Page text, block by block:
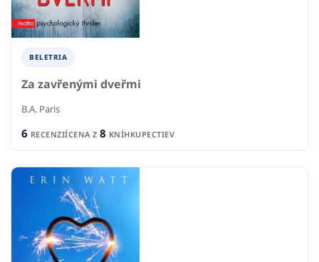
BELETRIA
Za zavřenými dveřmi
B.A. Paris
6 RECENZIÍCENA Z 8 KNÍHKUPECTIEV